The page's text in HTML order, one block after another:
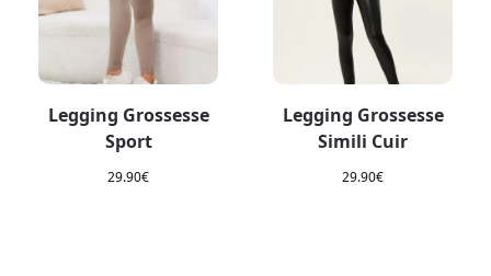
Legging Grossesse
Sport
29.90€
Legging Grossesse
Simili Cuir
29.90€